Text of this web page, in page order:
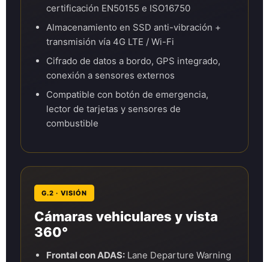
certificación EN50155 e ISO16750
Almacenamiento en SSD anti-vibración +
transmisión vía 4G LTE / Wi-Fi
Cifrado de datos a bordo, GPS integrado,
conexión a sensores externos
Compatible con botón de emergencia,
lector de tarjetas y sensores de
combustible
G.2 · VISIÓN
Cámaras vehiculares y vista
360°
Frontal con ADAS: Lane Departure Warning